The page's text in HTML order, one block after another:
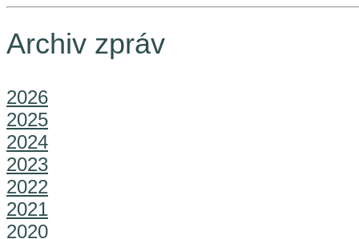
Archiv zpráv
2026
2025
2024
2023
2022
2021
2020